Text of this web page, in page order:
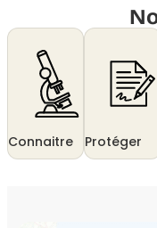
Connaitre Protéger